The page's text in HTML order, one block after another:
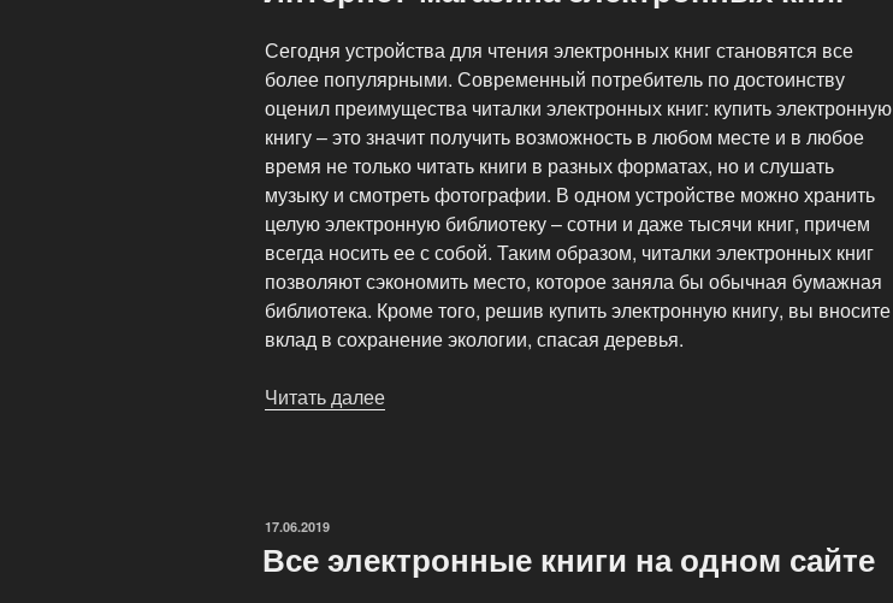
Сегодня устройства для чтения электронных книг становятся все
более популярными. Современный потребитель по достоинству
оценил преимущества читалки электронных книг: купить электронную
книгу – это значит получить возможность в любом месте и в любое
время не только читать книги в разных форматах, но и слушать
музыку и смотреть фотографии. В одном устройстве можно хранить
целую электронную библиотеку – сотни и даже тысячи книг, причем
всегда носить ее с собой. Таким образом, читалки электронных книг
позволяют сэкономить место, которое заняла бы обычная бумажная
библиотека. Кроме того, решив купить электронную книгу, вы вносите
вклад в сохранение экологии, спасая деревья.
Читать далее
ОПУБЛИКОВАНО
17.06.2019
Все электронные книги на одном сайте